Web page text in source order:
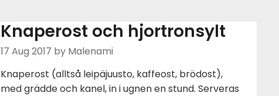
Knaperost och hjortronsylt
17 Aug 2017 by Malenami
Knaperost (alltså leipäjuusto, kaffeost, brödost),
med grädde och kanel, in i ugnen en stund. Serveras